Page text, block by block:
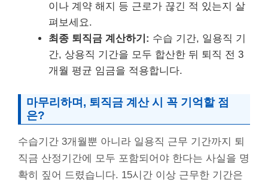
이나 계약 해지 등 근로가 끊긴 적 있는지 살
펴보세요.
최종 퇴직금 계산하기: 수습 기간, 일용직 기
간, 상용직 기간을 모두 합산한 뒤 퇴직 전 3
개월 평균 임금을 적용합니다.
마무리하며, 퇴직금 계산 시 꼭 기억할 점
은?
수습기간 3개월뿐 아니라 일용직 근무 기간까지 퇴
직금 산정기간에 모두 포함되어야 한다는 사실을 명
확히 짚어 드렸습니다. 15시간 이상 근무한 기간은